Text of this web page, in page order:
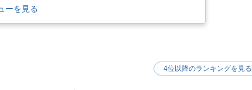
ーを見る
4位以降のランキングを見る